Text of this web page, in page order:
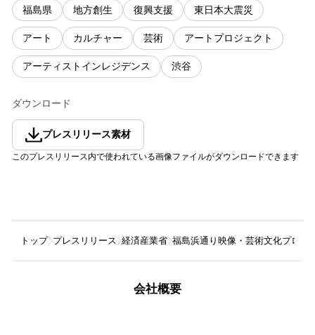
福島県 地方創生 復興支援 東日本大震災
アート カルチャー 芸術 アートプロジェクト
アーティストインレジデンス 渋谷
ダウンロード
プレスリリース素材
このプレスリリース内で使われている画像ファイルがダウンロードできます
トップ プレスリリース 経済産業省 福島浜通り映像・芸術文化プロジ
会社概要